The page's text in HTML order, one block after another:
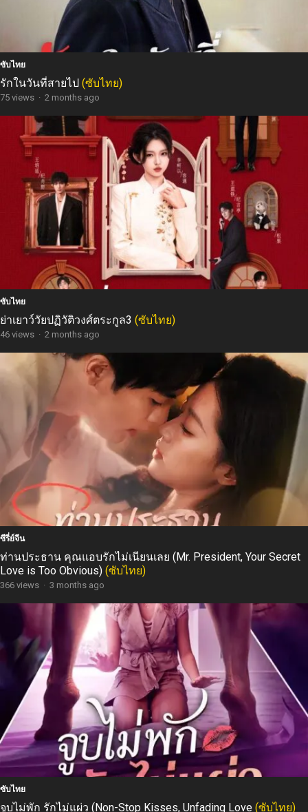
ซับไทย
รักในวันที่สายไป (ซับไทย)
75 views · 2 months ago
ซับไทย
ย่าเยาว์วัยปฏิวัติวงศ์ตระกูล3 (ซับไทย)
46 views · 2 months ago
ซีรี่ย์จีน
ท่านประธาน คุณแอบรักไม่เนียนเลย (Mr. President, Your Secret
Love is Too Obvious) (ซับไทย)
366 views · 3 months ago
ซับไทย
จูบไม่พัก รักไม่แผ่ว (Non-Stop Kisses, Unfading Love (ซับไทย)